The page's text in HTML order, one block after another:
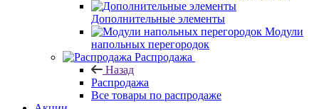
Дополнительные элементы
Модули
напольных перегородок
Распродажа
Назад
Распродажа
Все товары по распродаже